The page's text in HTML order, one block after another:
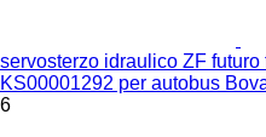
servosterzo idraulico ZF
KS00001292 per autobus
6